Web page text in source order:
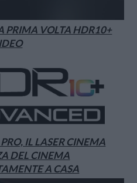
PRIMA VOLTA HDR10+
IL LASER CINEMA
DEL CINEMA
A CASA